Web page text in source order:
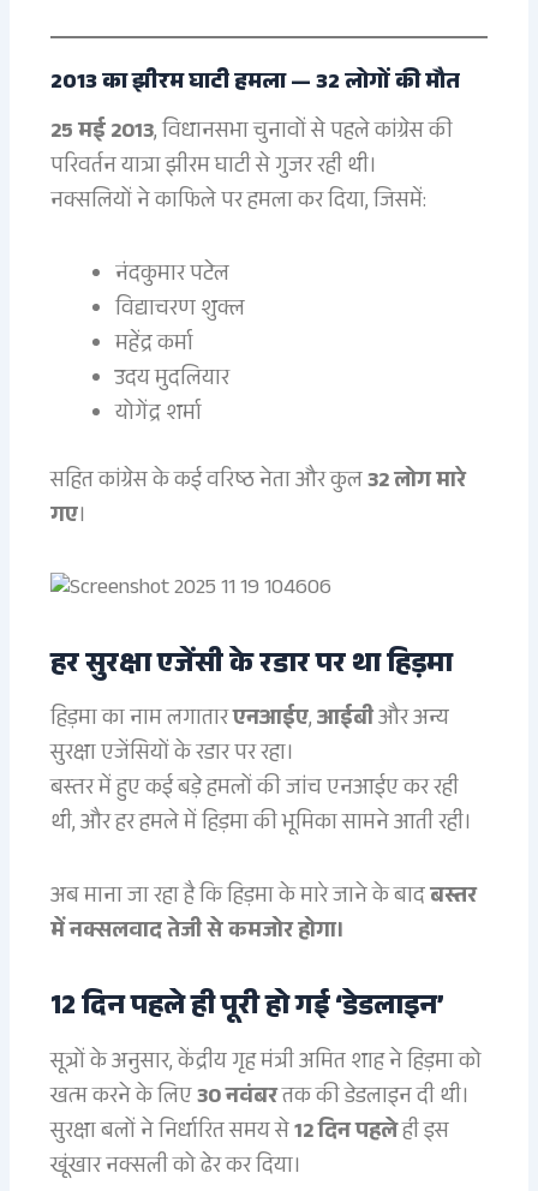
2013 का झीरम घाटी हमला — 32 लोगों की मौत
25 मई 2013, विधानसभा चुनावों से पहले कांग्रेस की
परिवर्तन यात्रा झीरम घाटी से गुजर रही थी।
नक्सलियों ने काफिले पर हमला कर दिया, जिसमें:
नंदकुमार पटेल
विद्याचरण शुक्ल
महेंद्र कर्मा
उदय मुदलियार
योगेंद्र शर्मा
सहित कांग्रेस के कई वरिष्ठ नेता और कुल32 लोग मारे
गए।
हर सुरक्षा एजेंसी के रडार पर था हिड़मा
हिड़मा का नाम लगातारएनआईए,आईबीऔर अन्य
सुरक्षा एजेंसियों के रडार पर रहा।
बस्तर में हुए कई बड़े हमलों की जांच एनआईए कर रही
थी, और हर हमले में हिड़मा की भूमिका सामने आती रही।
अब माना जा रहा है कि हिड़मा के मारे जाने के बादबस्तर
में नक्सलवाद तेजी से कमजोर होगा।
12 दिन पहले ही पूरी हो गई ‘डेडलाइन’
सूत्रों के अनुसार, केंद्रीय गृह मंत्री अमित शाह ने हिड़मा को
खत्म करने के लिए30 नवंबरतक की डेडलाइन दी थी।
सुरक्षा बलों ने निर्धारित समय से12 दिन पहलेही इस
खूंखार नक्सली को ढेर कर दिया।